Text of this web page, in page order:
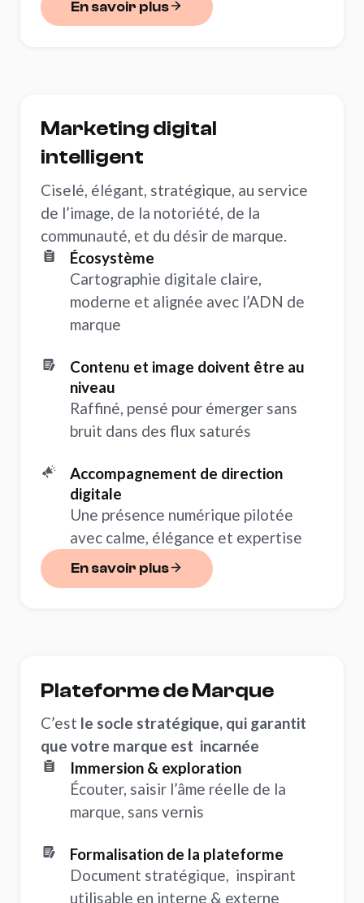
En savoir plus
En savoir plus
Marketing digital
intelligent
Ciselé, élégant, stratégique, au service
de l’image, de la notoriété, de la
communauté, et du désir de marque.
Écosystème
Cartographie digitale claire,
moderne et alignée avec l’ADN de
marque
Contenu et image doivent être au
niveau
Raffiné, pensé pour émerger sans
bruit dans des flux saturés
Accompagnement de direction
digitale
Une présence numérique pilotée
avec calme, élégance et expertise
En savoir plus
En savoir plus
Plateforme de Marque
C’est le socle stratégique, qui garantit
que votre marque est incarnée
Immersion & exploration
Écouter, saisir l’âme réelle de la
marque, sans vernis
Formalisation de la plateforme
Document stratégique, inspirant
utilisable en interne & externe